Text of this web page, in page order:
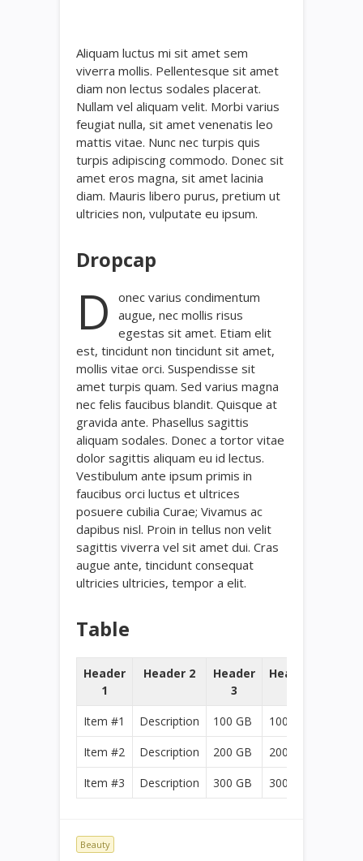
Aliquam luctus mi sit amet sem
viverra mollis. Pellentesque sit amet
diam non lectus sodales placerat.
Nullam vel aliquam velit. Morbi varius
feugiat nulla, sit amet venenatis leo
mattis vitae. Nunc nec turpis quis
turpis adipiscing commodo. Donec sit
amet eros magna, sit amet lacinia
diam. Mauris libero purus, pretium ut
ultricies non, vulputate eu ipsum.
Dropcap
D
onec varius condimentum
augue, nec mollis risus
egestas sit amet. Etiam elit
est, tincidunt non tincidunt sit amet,
mollis vitae orci. Suspendisse sit
amet turpis quam. Sed varius magna
nec felis faucibus blandit. Quisque at
gravida ante. Phasellus sagittis
aliquam sodales. Donec a tortor vitae
dolor sagittis aliquam eu id lectus.
Vestibulum ante ipsum primis in
faucibus orci luctus et ultrices
posuere cubilia Curae; Vivamus ac
dapibus nisl. Proin in tellus non velit
sagittis viverra vel sit amet dui. Cras
augue ante, tincidunt consequat
ultricies ultricies, tempor a elit.
Table
Header
1
Header 2
Header
3
Header
Item #1
Description 100 GB
100 GB
Item #2
Description 200 GB
200 GB
Item #3
Description 300 GB 300 GB
Beauty